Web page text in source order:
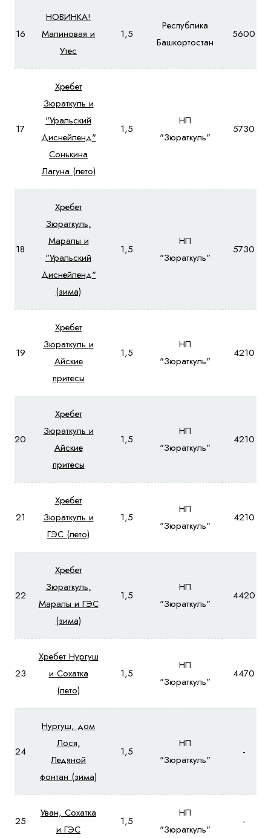
16
НОВИНКА!
Малиновая и
Утес
1,5
Республика
Башкортостан
5600
17
Хребет
Зюраткуль и
"Уральский
Диснейленд"
Сонькина
Лагуна (лето)
1,5
НП
"Зюраткуль"
5730
18
Хребет
Зюраткуль,
Маралы и
"Уральский
Диснейленд"
(зима)
1,5
НП
"Зюраткуль"
5730
19
Хребет
Зюраткуль и
Айские
притесы
1,5
НП
"Зюраткуль"
4210
20
Хребет
Зюраткуль и
Айские
притесы
1,5
НП
"Зюраткуль"
4210
21
Хребет
Зюраткуль и
ГЭС (лето)
1,5
НП
"Зюраткуль"
4210
22
Хребет
Зюраткуль,
Маралы и ГЭС
(зима)
1,5
НП
"Зюраткуль"
4420
23
Хребет Нургуш
и Сохатка
(лето)
1,5
НП
"Зюраткуль"
4470
24
Нургуш, дом
Лося,
Ледяной
фонтан (зима)
1,5
НП
"Зюраткуль"
-
25
Уван, Сохатка
и ГЭС
1,5
НП
"Зюраткуль"
-